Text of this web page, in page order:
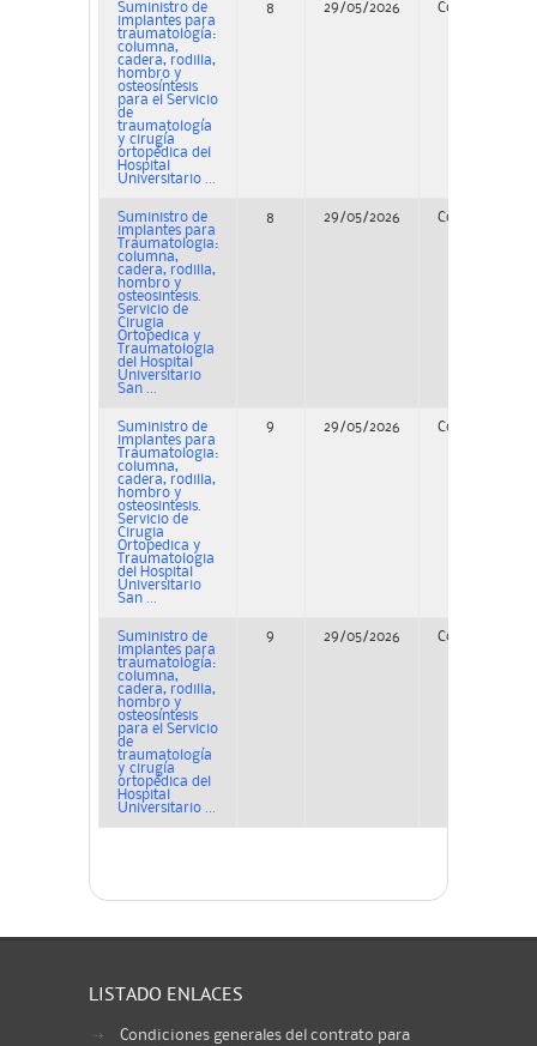
Suministro de
implantes para
traumatología:
columna,
cadera, rodilla,
hombro y
osteosíntesis
para el Servicio
de
traumatología
y cirugía
ortopédica del
Hospital
Universitario ...
8 29/05/2026 Concurso
Suministro de
implantes para
Traumatologia:
columna,
cadera, rodilla,
hombro y
osteosintesis.
Servicio de
Cirugia
Ortopedica y
Traumatologia
del Hospital
Universitario
San ...
8 29/05/2026 Concurso
Suministro de
implantes para
Traumatologia:
columna,
cadera, rodilla,
hombro y
osteosintesis.
Servicio de
Cirugia
Ortopedica y
Traumatologia
del Hospital
Universitario
San ...
9 29/05/2026 Concurso
Suministro de
implantes para
traumatología:
columna,
cadera, rodilla,
hombro y
osteosíntesis
para el Servicio
de
traumatología
y cirugía
ortopédica del
Hospital
Universitario ...
9 29/05/2026 Concurso
LISTADO ENLACES
Condiciones generales del contrato para